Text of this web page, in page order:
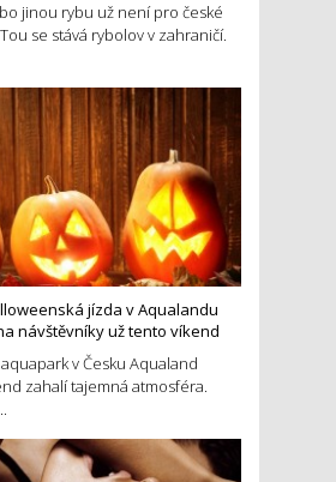
jinou rybu už není pro české
se stává rybolov v zahraničí.
jízda v Aqualandu
návštěvníky už tento víkend
v Česku Aqualand
zahalí tajemná atmosféra.